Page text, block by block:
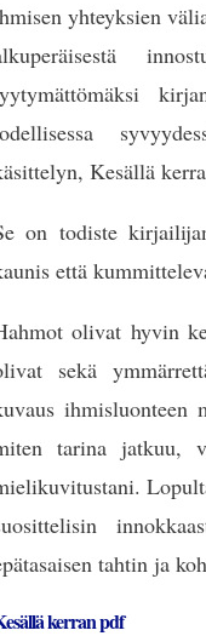
yhteyksien
Kesällä
on todiste
että
olivat hyvin
sekä
ihmisluonteen
tarina jatkuu,
tahtin ja
kerran pdf